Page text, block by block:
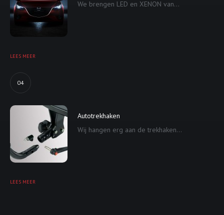
We brengen LED en XENON van...
LEES MEER
04
Autotrekhaken
Wij hangen erg aan de trekhaken...
LEES MEER